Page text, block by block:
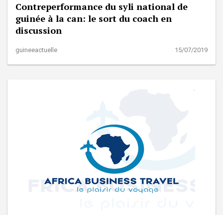
Contreperformance du syli national de
guinée à la can: le sort du coach en
discussion
guineeactuelle 15/07/2019